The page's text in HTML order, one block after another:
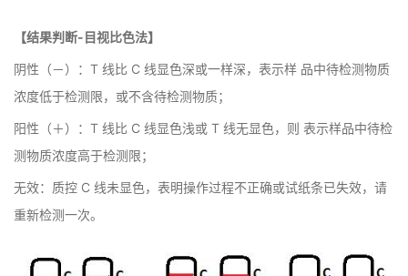
【结果判断-目视比色法】
阴性（－）：T 线比 C 线显色深或一样深，表示样 品中待检测物质
浓度低于检测限，或不含待检测物质；
阳性（＋）：T 线比 C 线显色浅或 T 线无显色，则 表示样品中待检
测物质浓度高于检测限；
无效：质控 C 线未显色，表明操作过程不正确或试纸条已失效，请
重新检测一次。